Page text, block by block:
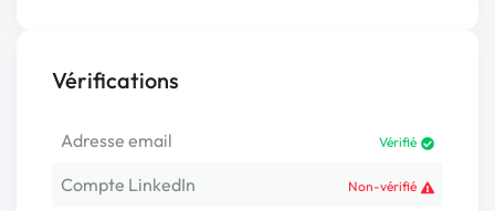
Vérifications
Adresse email Vérifié
Compte LinkedIn Non-vérifié